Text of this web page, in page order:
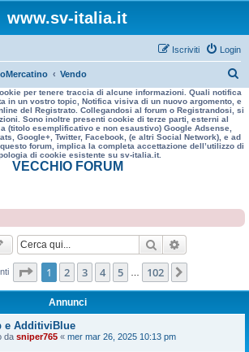
www.sv-italia.it
Login
Iscriviti
Vendo
e
r
a
per tenere traccia di alcune informazioni. Quali notifica
in un vostro topic, Notifica visiva di un nuovo argomento, e
del Registrato. Collegandosi al forum o Registrandosi, si
Sono inoltre presenti cookie di terze parti, esterni al
(titolo esemplificativo e non esaustivo) Google Adsense,
Google+, Twitter, Facebook, (e altri Social Network), e ad
forum, implica la completa accettazione dell’utilizzo di
di cookie esistente su sv-italia.it.
VECCHIO FORUM
Cerca
Pagina di 102
1 2 3 4 5 102
Annunci
e AdditiviBlue
da sniper765 « mer mar 26, 2025 10:13 pm